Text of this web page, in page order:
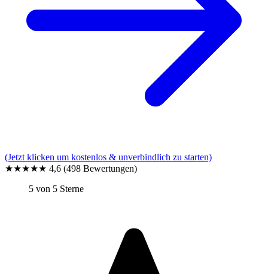
(Jetzt klicken um kostenlos & unverbindlich zu starten)
★★★★★ 4,6 (498 Bewertungen)
5 von 5 Sterne